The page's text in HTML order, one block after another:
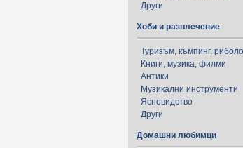
Други
Хоби и развлечение
Туризъм, къмпинг,
Книги, музика, филми
Антики
Музикални инструменти
Ясновидство
Други
Домашни любимци